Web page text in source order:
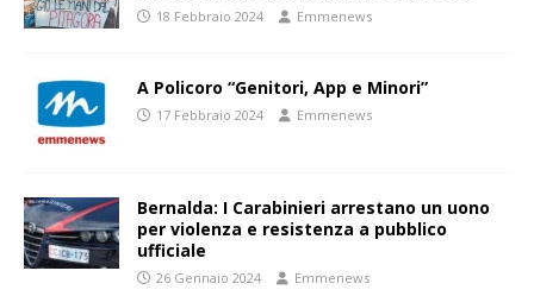
18 Febbraio 2024 Emmenews
A Policoro “Genitori, App e Minori”
17 Febbraio 2024 Emmenews
Bernalda: I Carabinieri arrestano un uono
per violenza e resistenza a pubblico
ufficiale
26 Gennaio 2024 Emmenews